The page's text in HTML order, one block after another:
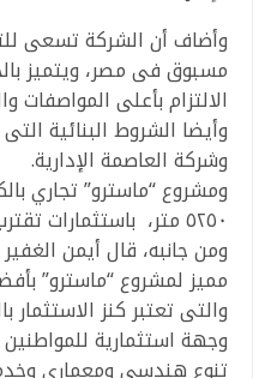
وأضاف أن الشركة تسعى
مسبوق فى مصر، ويتميز
الالتزام بأعلى المواصفات
وأيضا الشروط البنائية
وشركة العاصمة الإدارية.
ومشروع “ماسترو” تجاري
٥٢٥٠ متر، باستثمارات تقترب من 800 مليون جنيه.
ومن جانبه، قال أيمن
مميز لمشروع “ماسترو”
والتى تعتبر كنز الاستثمار
وجهة استثمارية
تنوع هندسى ومعماري